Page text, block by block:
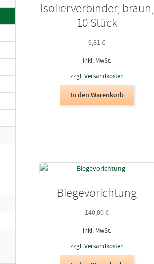
Isolierverbinder, braun,
10 Stück
9,81€
inkl. MwSt.
zzgl.Versandkosten
In den Warenkorb
Biegevorichtung
140,00€
inkl. MwSt.
zzgl.Versandkosten